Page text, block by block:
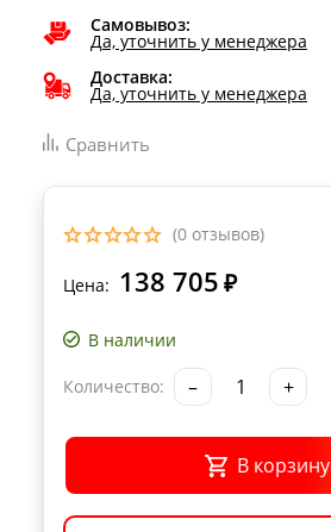
Самовывоз:
Да, уточнить у менеджера
Доставка:
Да, уточнить у менеджера
Сравнить
(0 отзывов)
Цена: 138 705 ₽
В наличии
Количество: – +
В корзину